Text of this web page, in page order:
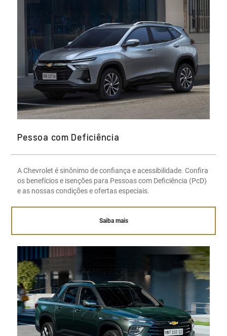
Pessoa com Deficiência
A Chevrolet é sinônimo de confiança e acessibilidade. Confira
os benefícios e isenções para Pessoas com Deficiência (PcD)
e as nossas condições e ofertas especiais.
Saiba mais